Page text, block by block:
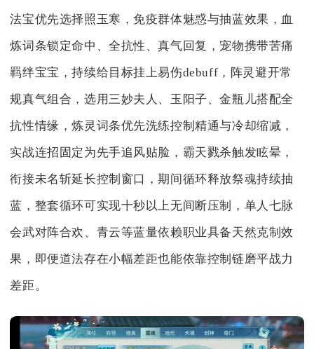
法宝优先选择照玉寒，免疫群体魅惑与抽蓝效果，血
炼词条锁定命中、全抗性、真气回复，宠物携带苦痛
羁绊宝宝，持续给目标挂上易伤debuff，阵灵避开常
规真气组合，选用三妙夫人、玉阳子、金瓶儿搭配全
抗性情缘，炼灵词条优先洗练控制精通与冷却缩减，
实战连招固定为先手追风贴脸，霸天戮杀触发眩晕，
衔接未名斩延长控制窗口，期间循环释放祭魂持续抽
蓝，整套循环可实现十秒以上无间断压制，单人七脉
会武对阵合欢、青云等蓝量依赖职业具备天然克制效
果，即便道法存在小幅差距也能依靠控制链磨平战力
差距。